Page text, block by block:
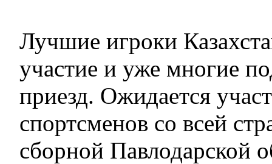
Лучшие игроки
участие и уже многие
приезд. Ожидается
спортсменов со всей
сборной Павлодарской